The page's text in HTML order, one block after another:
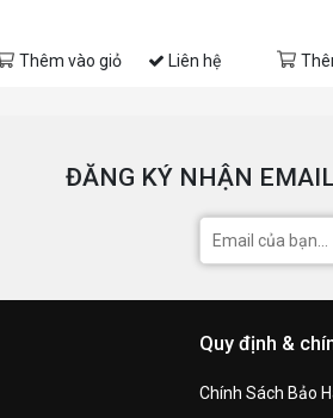
Thêm vào giỏ Liên hệ
ĐĂNG KÝ NHẬN
Quy định &
Chính Sách Bảo